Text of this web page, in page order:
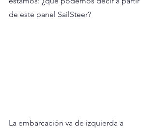
de este panel SailSteer?
La embarcación va de izquierda a